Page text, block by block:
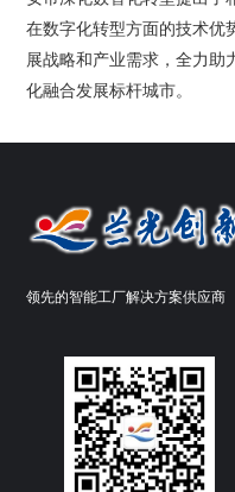
在数字化转型方面的技术优
展战略和产业需求，全力助
化融合发展标杆城市。
领先的智能工厂解决方案供应商